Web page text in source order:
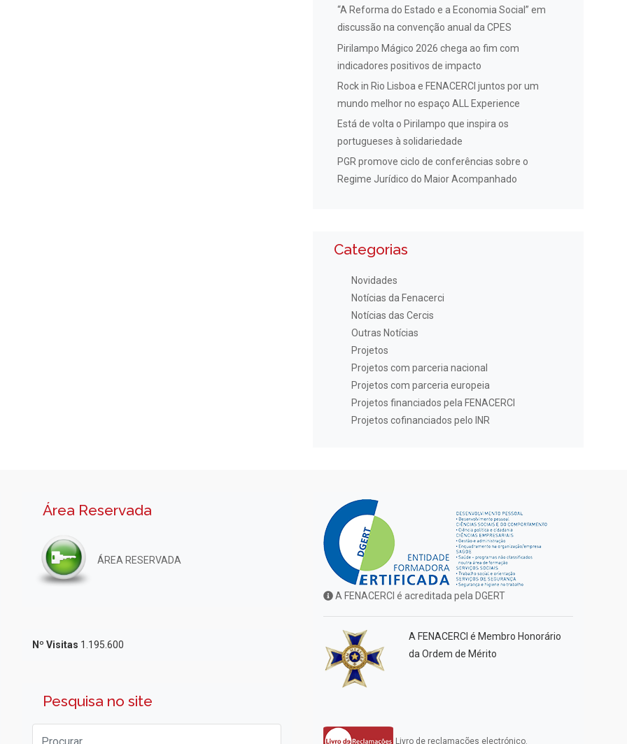
“A Reforma do Estado e a Economia Social” em
discussão na convenção anual da CPES
Pirilampo Mágico 2026 chega ao fim com
indicadores positivos de impacto
Rock in Rio Lisboa e FENACERCI juntos por um
mundo melhor no espaço ALL Experience
Está de volta o Pirilampo que inspira os
portugueses à solidariedade
PGR promove ciclo de conferências sobre o
Regime Jurídico do Maior Acompanhado
Categorias
Novidades
Notícias da Fenacerci
Notícias das Cercis
Outras Notícias
Projetos
Projetos com parceria nacional
Projetos com parceria europeia
Projetos financiados pela FENACERCI
Projetos cofinanciados pelo INR
Área Reservada
ÁREA RESERVADA
Nº Visitas 1.195.600
Pesquisa no site
A FENACERCI é acreditada pela DGERT
A FENACERCI é Membro Honorário
da Ordem de Mérito
Livro de reclamações electrónico.